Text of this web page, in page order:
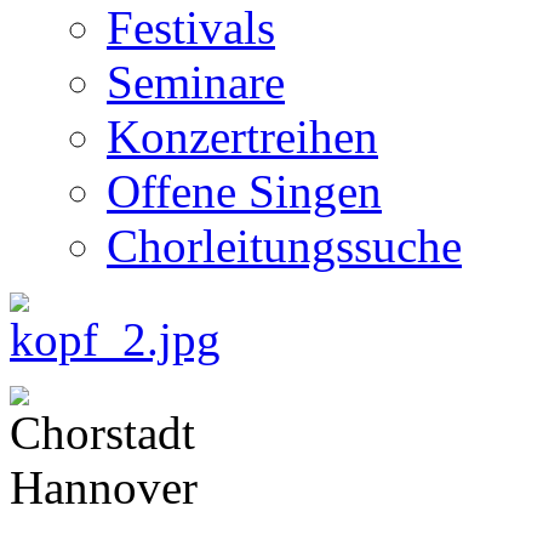
Festivals
Seminare
Konzertreihen
Offene Singen
Chorleitungssuche